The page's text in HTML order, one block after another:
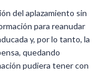
del aplazamiento sin
para reanudar
y, por lo tanto, la
quedando
pudiera tener con